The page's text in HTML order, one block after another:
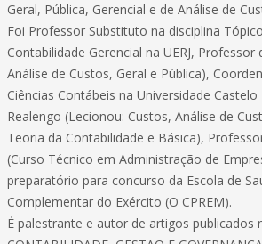
Geral, Pública, Gerencial e de Análise de
Foi Professor Substituto na disciplina
Contabilidade Gerencial na UERJ, Professor
Análise de Custos, Geral e Pública),
Ciências Contábeis na Universidade
Realengo (Lecionou: Custos, Análise de
Teoria da Contabilidade e Básica),
(Curso Técnico em Administração de
preparatório para concurso da Escola de
Complementar do Exército (O CPREM).
É palestrante e autor de artigos publicados